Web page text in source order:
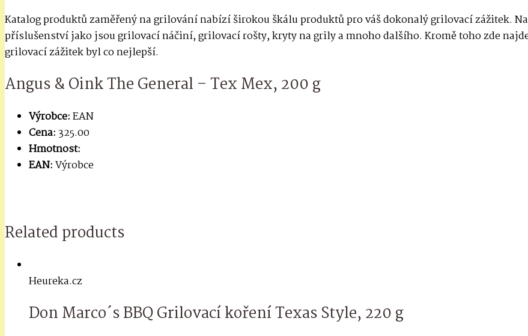
Katalog produktů zaměřený na grilování nabízí širokou škálu produktů pro váš dokonalý grilovací zážitek.
příslušenství jako jsou grilovací náčiní, grilovací rošty, kryty na grily a mnoho dalšího. Kromě toho zde
grilovací zážitek byl co nejlepší.
Angus & Oink The General – Tex Mex, 200 g
Výrobce:EAN
Cena:325.00
Hmotnost:
EAN:Výrobce
Related products
Heureka.cz
Don Marco´s BBQ Grilovací koření Texas Style, 220 g